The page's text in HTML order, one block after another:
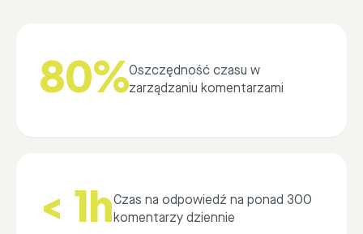
80%Oszczędność czasu w
zarządzaniu komentarzami
< 1hCzas na odpowiedź na ponad 300
komentarzy dziennie